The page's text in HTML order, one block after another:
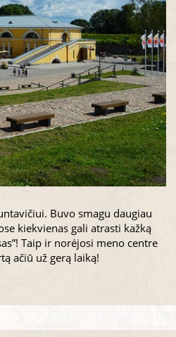
Buvo smagu daugiau
kiekvienas gali atrasti kažką
Taip ir norėjosi meno centre
ačiū už gerą laiką!